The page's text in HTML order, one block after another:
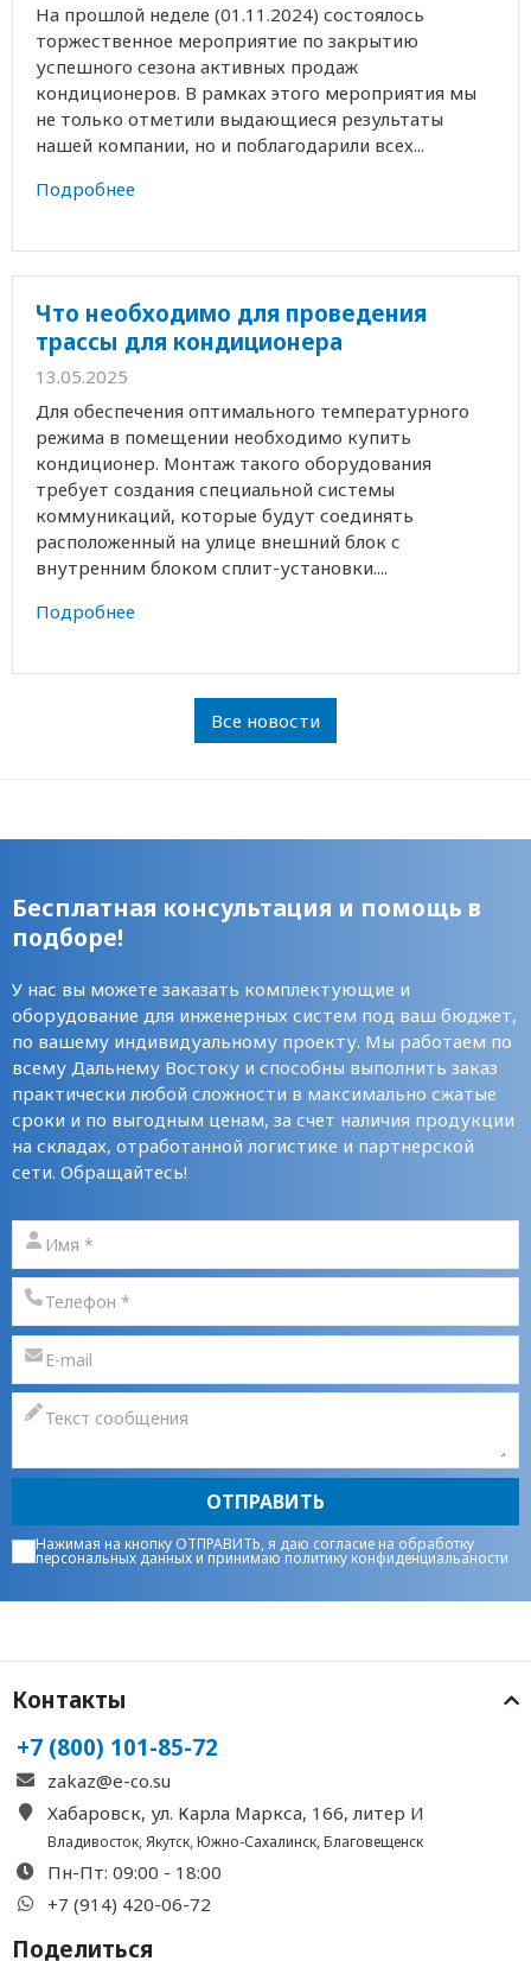
На прошлой неделе (01.11.2024) состоялось
торжественное мероприятие по закрытию
успешного сезона активных продаж
кондиционеров. В рамках этого мероприятия мы
не только отметили выдающиеся результаты
нашей компании, но и поблагодарили всех...
Подробнее
Что необходимо для проведения
трассы для кондиционера
13.05.2025
Для обеспечения оптимального температурного
режима в помещении необходимо купить
кондиционер. Монтаж такого оборудования
требует создания специальной системы
коммуникаций, которые будут соединять
расположенный на улице внешний блок с
внутренним блоком сплит-установки....
Подробнее
Все новости
Бесплатная консультация и помощь в
подборе!
У нас вы можете заказать комплектующие и
оборудование для инженерных систем под ваш бюджет,
по вашему индивидуальному проекту. Мы работаем по
всему Дальнему Востоку и способны выполнить заказ
практически любой сложности в максимально сжатые
сроки и по выгодным ценам, за счет наличия продукции
на складах, отработанной логистике и партнерской
сети. Обращайтесь!
ОТПРАВИТЬ
Нажимая на кнопку ОТПРАВИТЬ, я даю согласие на обработку
персональных данныхи принимаюполитику конфиденциальаности
Контакты
+7 (800) 101-85-72
zakaz@e-co.su
Хабаровск, ул. Карла Маркса, 166, литер И
Владивосток,Якутск,Южно-Сахалинск,Благовещенск
Пн-Пт: 09:00 - 18:00
+7 (914) 420-06-72
Поделиться